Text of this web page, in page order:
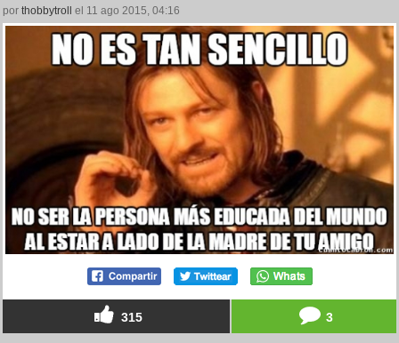
por thobbytroll el 11 ago 2015, 04:16
315 3